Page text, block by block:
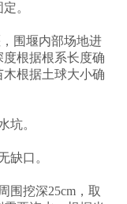
。
围堰内部场地进
根据根系长度确
根据土球大小确
坑。
缺口。
围挖深25cm，取